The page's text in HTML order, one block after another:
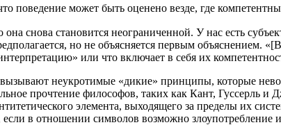
пове­де­ние может быть оце­не­но вез­де, где
сно­ва ста­но­вит­ся неогра­ни­чен­ной. У нас есть
но не объ­яс­ня­ет­ся пер­вым объ­яс­не­ни­ем.
или что вклю­ча­ет в себя их
неукро­ти­мые «дикие» прин­ци­пы, кото­рые
про­чте­ние фило­со­фов, таких как Кант, Гус­серль
эле­мен­та, выхо­дя­ще­го за пре­де­лы их
если в отно­ше­нии сим­во­лов воз­мож­но